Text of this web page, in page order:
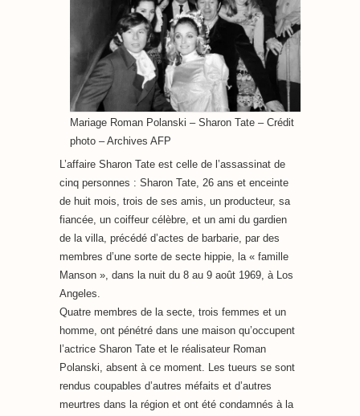
Mariage Roman Polanski – Sharon Tate – Crédit
photo – Archives AFP
L’affaire Sharon Tate est celle de l’assassinat de
cinq personnes : Sharon Tate, 26 ans et enceinte
de huit mois, trois de ses amis, un producteur, sa
fiancée, un coiffeur célèbre, et un ami du gardien
de la villa, précédé d’actes de barbarie, par des
membres d’une sorte de secte hippie, la « famille
Manson », dans la nuit du 8 au 9 août 1969, à Los
Angeles.
Quatre membres de la secte, trois femmes et un
homme, ont pénétré dans une maison qu’occupent
l’actrice Sharon Tate et le réalisateur Roman
Polanski, absent à ce moment. Les tueurs se sont
rendus coupables d’autres méfaits et d’autres
meurtres dans la région et ont été condamnés à la